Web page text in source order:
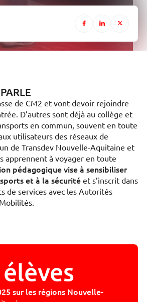
de CM2 et vont devoir rejoindre
D’autres sont déjà au collège et
en commun, souvent en toute
utilisateurs des réseaux de
de Transdev Nouvelle-Aquitaine et
apprennent à voyager en toute
pédagogique vise à sensibiliser
et à la sécurité et s’inscrit dans
de services avec les Autorités
sur les régions Nouvelle-